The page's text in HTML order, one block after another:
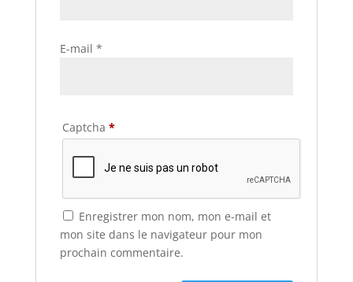
E-mail *
Captcha *
Enregistrer mon nom, mon e-mail et
mon site dans le navigateur pour mon
prochain commentaire.